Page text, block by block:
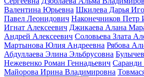
Валентина Юрьевна Шкилева Дарья
Павел Леонидович Наконечников Петр
Игнат Алексеевич Джикаева Алана
Андрей Алексеевич Соловьева Злата
Мартынова Юлия Андреевна Рябова
Абдуллаева Элина Эльбрусовна
Нежевенко Роман Геннадьевич
Майорова Ирина Владимировна